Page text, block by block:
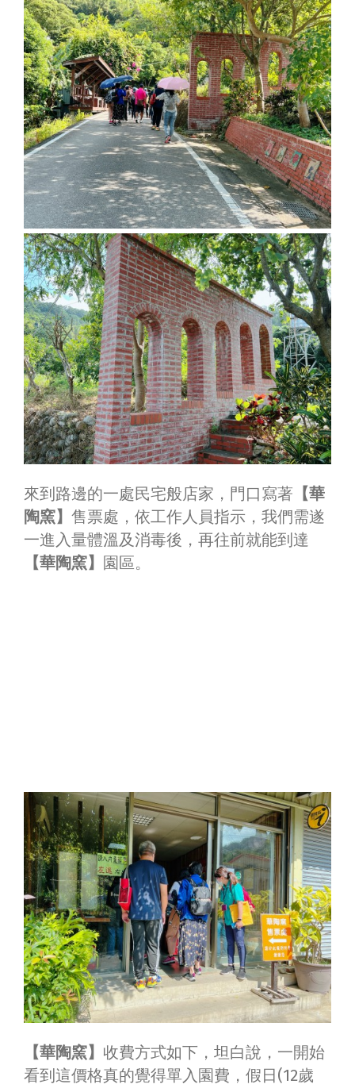
來到路邊的一處民宅般店家，門口寫著 【華
陶窯】 售票處，依工作人員指示，我們需遂
一進入量體溫及消毒後，再往前就能到達
【華陶窯】 園區。
【華陶窯】 收費方式如下，坦白說，一開始
看到這價格真的覺得單入園費，假日(12歲